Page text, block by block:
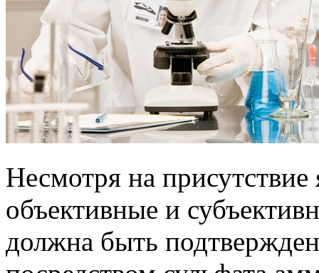
Несмотря на
объективные и
должна быть